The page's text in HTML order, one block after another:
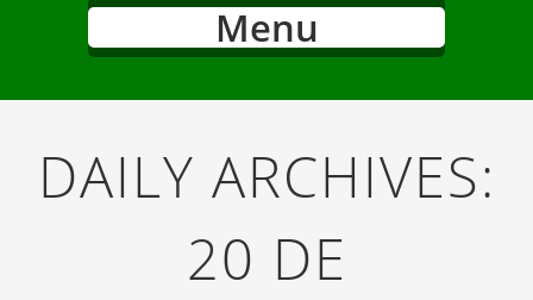
Menu
DAILY ARCHIVES:
20 DE